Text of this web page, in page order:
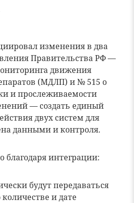
изменения в два
Правительства РФ —
движения
(МДЛП) и № 515 о
и прослеживаемости
— создать единый
двух систем для
данными и контроля.
благодаря интеграции:
будут передаваться
и дате